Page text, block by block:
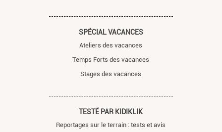
SPÉCIAL VACANCES
Ateliers des vacances
Temps Forts des vacances
Stages des vacances
TESTÉ PAR KIDIKLIK
Reportages sur le terrain : tests et avis